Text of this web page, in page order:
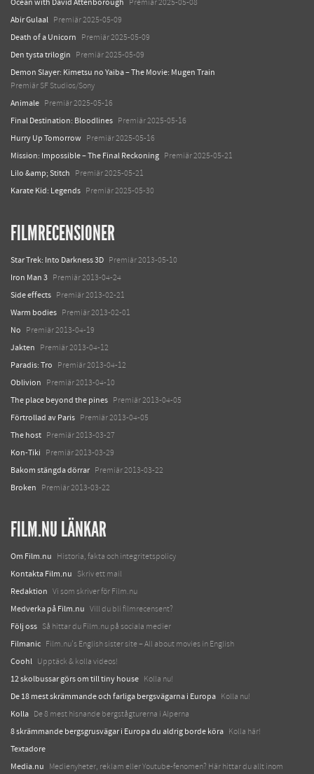
Ocean with David Attenborough Premiär 2025-05-08
Abir Gulaal Premiär 2025-05-09
Death of a Unicorn Premiär 2025-05-09
Den tysta trilogin Premiär 2025-05-09
Demon Slayer: Kimetsu no Yaiba – The Movie: Mugen Train
Premiär SF Studios/Sony
Animale Premiär 2025-05-16
Final Destination: Bloodlines Premiär 2025-05-16
Hurry Up Tomorrow Premiär 2025-05-16
Mission: Impossible – The Final Reckoning Premiär 2025-05-21
Lilo &amp; Stitch Premiär 2025-05-21
Karate Kid: Legends Premiär 2025-05-30
FILMRECENSIONER
Star Trek: Into Darkness 3D Premiär 2013-05-10
Iron Man 3 Premiär 2013-04-24
Side effects Premiär 2013-02-21
Warm bodies Premiär 2013-02-01
No Premiär 2013-04-19
Jakten Premiär 2013-04-12
Paradis: Tro Premiär 2013-04-12
Oblivion Premiär 2013-04-10
The place beyond the pines Premiär 2013-04-05
Förtrollad av Paris Premiär 2013-04-05
The host Premiär 2013-03-27
Kon-Tiki Premiär 2013-03-29
Bakom stängda dörrar Premiär 2013-03-22
Broken Premiär 2013-03-22
FILM.NU LÄNKAR
Om Film.nu Historia, fakta och integritetspolicy
Kontakta Film.nu Skriv ett mail
Redaktion Vi som skriver för Film.nu
Medverka på Film.nu Vill du bli filmrecensent?
Följ oss Så hittar du Film.nu på sociala medier
Filmanic Film.nu's English sister site – All about movies in English
Coohl Upptäck & kolla videos!
12 skolbussar görs om till tiny house Kolla nu!
De 18 mest skrämmande och farliga bergsvägarna i Europa Kolla nu!
Kolla De 8 mest hisnande bergstågturerna i Alperna
8 skrämmande bergsgrusvägar i Europa du aldrig borde köra Kolla här!
Textadore
Media.nu
Medienyheter, reklam eller Youtube-fenomen? Här hittar du allt inom